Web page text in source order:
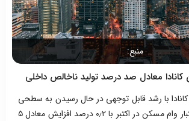
منبع:
معادل صد درصد تولید ناخالص داخلی
با رشد قابل توجهی در حال رسیدن به سطحی
بی‌سابقه است. اعتبار وام مسکن در اکتبر با ۰٫۲ درصد افزایش معادل ۵